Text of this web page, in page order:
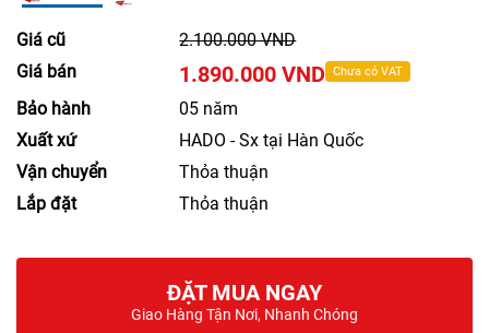
Giá cũ
2.100.000 VND
Giá bán
1.890.000 VND Chưa có VAT
Bảo hành
05 năm
Xuất xứ
HADO - Sx tại Hàn Quốc
Vận chuyển
Thỏa thuận
Lắp đặt
Thỏa thuận
ĐẶT MUA NGAY
Giao Hàng Tận Nơi, Nhanh Chóng